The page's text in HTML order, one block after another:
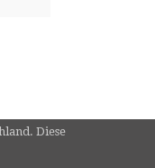
Diese